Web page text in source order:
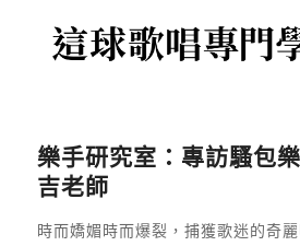
樂手研究室：專訪騷包
吉老師
時而嬌媚時而爆裂，捕獲歌迷的奇